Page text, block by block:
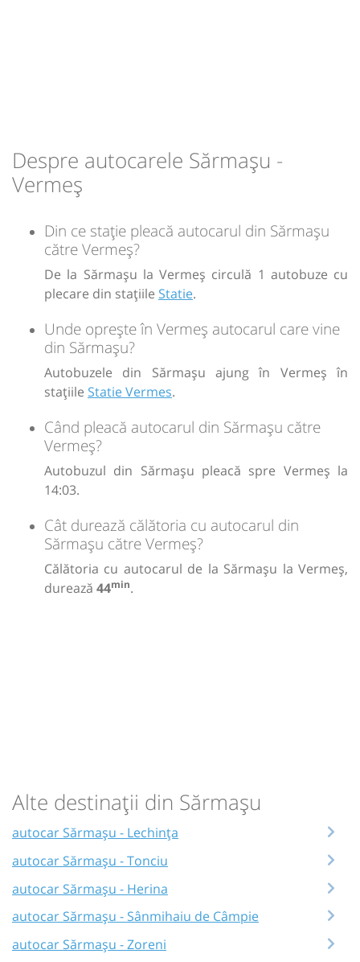
-
Despre autocarele Sărmașu -
Vermeș
Din ce stație pleacă autocarul din Sărmașu
către Vermeș?
De la Sărmașu la Vermeș circulă 1 autobuze cu
plecare din stațiile Statie.
Unde oprește în Vermeș autocarul care vine
din Sărmașu?
Autobuzele din Sărmașu ajung în Vermeș în
stațiile Statie Vermes.
Când pleacă autocarul din Sărmașu către
Vermeș?
Autobuzul din Sărmașu pleacă spre Vermeș la
14:03.
Cât durează călătoria cu autocarul din
Sărmașu către Vermeș?
Călătoria cu autocarul de la Sărmașu la Vermeș,
durează 44min.
Alte destinații din Sărmașu
autocar Sărmașu - Lechința
autocar Sărmașu - Tonciu
autocar Sărmașu - Herina
autocar Sărmașu - Sânmihaiu de Câmpie
autocar Sărmașu - Zoreni